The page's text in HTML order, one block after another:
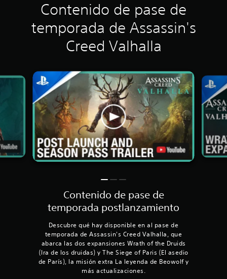
Contenido de pase de
temporada de Assassin's
Creed Valhalla
Contenido de pase de
temporada postlanzamiento
Descubre qué hay disponible en al pase de
temporada de Assassin's Creed Valhalla, que
abarca las dos expansiones Wrath of the Druids
(Ira de los druidas) y The Siege of Paris (El asedio
de París), la misión extra La leyenda de Beowolf y
más actualizaciones.